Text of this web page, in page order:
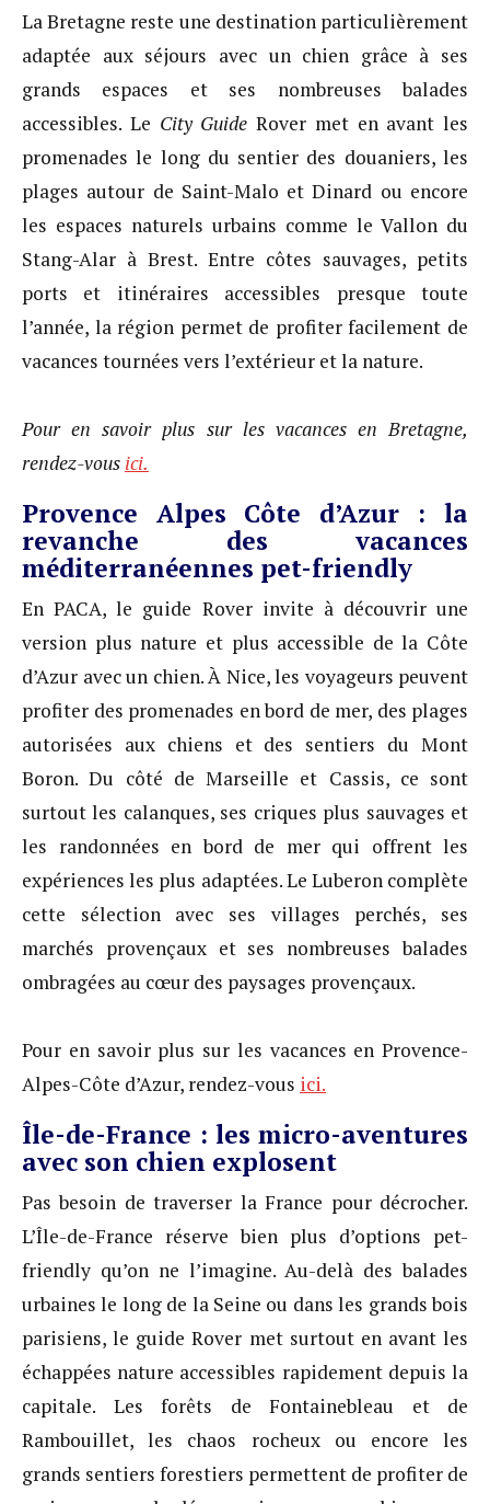
La Bretagne reste une destination particulièrement
adaptée aux séjours avec un chien grâce à ses
grands espaces et ses nombreuses balades
accessibles. Le City Guide Rover met en avant les
promenades le long du sentier des douaniers, les
plages autour de Saint-Malo et Dinard ou encore
les espaces naturels urbains comme le Vallon du
Stang-Alar à Brest. Entre côtes sauvages, petits
ports et itinéraires accessibles presque toute
l’année, la région permet de profiter facilement de
vacances tournées vers l’extérieur et la nature.
Pour en savoir plus sur les vacances en Bretagne,
rendez-vous ici.
Provence Alpes Côte d’Azur : la
revanche des vacances
méditerranéennes pet-friendly
En PACA, le guide Rover invite à découvrir une
version plus nature et plus accessible de la Côte
d’Azur avec un chien. À Nice, les voyageurs peuvent
profiter des promenades en bord de mer, des plages
autorisées aux chiens et des sentiers du Mont
Boron. Du côté de Marseille et Cassis, ce sont
surtout les calanques, ses criques plus sauvages et
les randonnées en bord de mer qui offrent les
expériences les plus adaptées. Le Luberon complète
cette sélection avec ses villages perchés, ses
marchés provençaux et ses nombreuses balades
ombragées au cœur des paysages provençaux.
Pour en savoir plus sur les vacances en Provence-
Alpes-Côte d’Azur, rendez-vous ici.
Île-de-France : les micro-aventures
avec son chien explosent
Pas besoin de traverser la France pour décrocher.
L’Île-de-France réserve bien plus d’options pet-
friendly qu’on ne l’imagine. Au-delà des balades
urbaines le long de la Seine ou dans les grands bois
parisiens, le guide Rover met surtout en avant les
échappées nature accessibles rapidement depuis la
capitale. Les forêts de Fontainebleau et de
Rambouillet, les chaos rocheux ou encore les
grands sentiers forestiers permettent de profiter de